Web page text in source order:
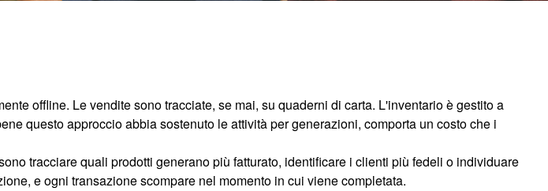
offline. Le vendite sono tracciate, se mai, su quaderni di carta. L'inventario è gestito a
questo approccio abbia sostenuto le attività per generazioni, comporta un costo che i
tracciare quali prodotti generano più fatturato, identificare i clienti più fedeli o individuare
e ogni transazione scompare nel momento in cui viene completata.